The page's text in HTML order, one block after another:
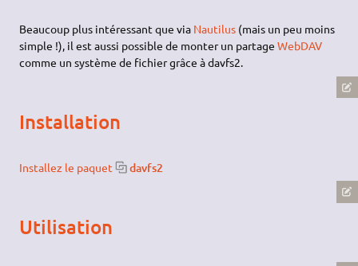
Beaucoup plus intéressant que via Nautilus (mais un peu moins
simple !), il est aussi possible de monter un partageWebDAV
comme un système de fichier grâce à davfs2.
Installation
Installez le paquet davfs2
Utilisation